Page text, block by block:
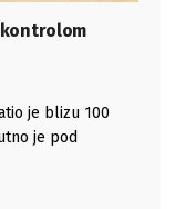
je blizu 100
je pod